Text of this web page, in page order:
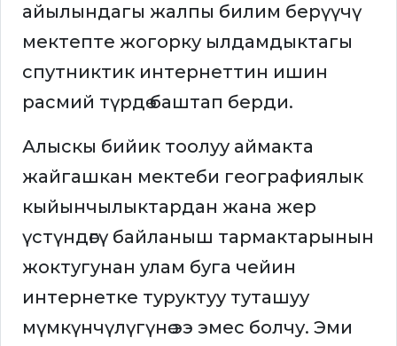
айылындагы жалпы билим берүүчү
мектепте жогорку ылдамдыктагы
спутниктик интернеттин ишин
расмий түрдө баштап берди.
Алыскы бийик тоолуу аймакта
жайгашкан мектеби географиялык
кыйынчылыктардан жана жер
үстүндөгү байланыш тармактарынын
жоктугунан улам буга чейин
интернетке туруктуу туташуу
мүмкүнчүлүгүнө ээ эмес болчу. Эми